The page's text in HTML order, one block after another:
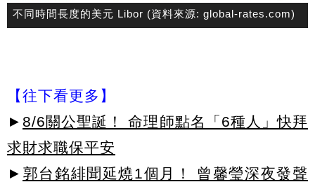
不同時間長度的美元 Libor (資料來源: global-rates.com)
【往下看更多】
► 8/6關公聖誕！ 命理師點名「6種人」快拜
求財求職保平安
► 郭台銘緋聞延燒1個月！ 曾馨瑩深夜發聲